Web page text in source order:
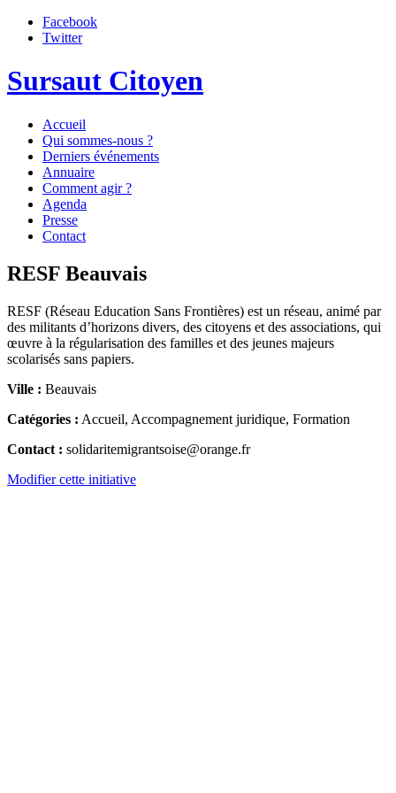
Facebook
Twitter
Sursaut Citoyen
Accueil
Qui sommes-nous ?
Derniers événements
Annuaire
Comment agir ?
Agenda
Presse
Contact
RESF Beauvais
RESF (Réseau Education Sans Frontières) est un réseau, animé par
des militants d’horizons divers, des citoyens et des associations, qui
œuvre à la régularisation des familles et des jeunes majeurs
scolarisés sans papiers.
Ville : Beauvais
Catégories : Accueil, Accompagnement juridique, Formation
Contact : solidaritemigrantsoise@orange.fr
Modifier cette initiative